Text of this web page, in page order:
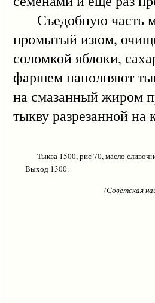
Съедобную часть
промытый изюм,
соломкой яблоки,
фаршем наполняют
на смазанный жиром
тыкву разрезанной
Тыква 1500, рис 70, масло
Выход 1300.
(Советская